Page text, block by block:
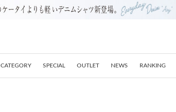
CATEGORY SPECIAL OUTLET NEWS RANKING